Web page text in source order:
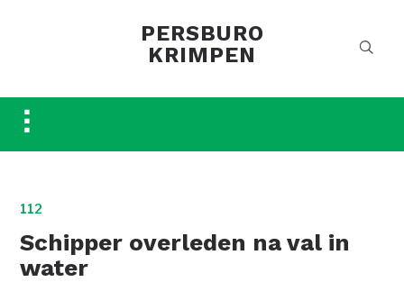
PERSBURO
KRIMPEN
Toggle
sidebar
112
Schipper overleden na val in
water